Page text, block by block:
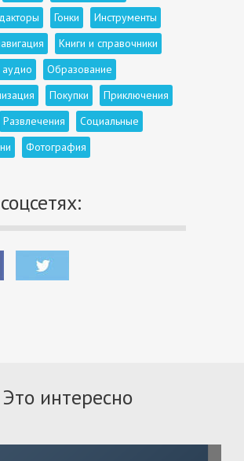
Гонки
Инструменты
Книги и справочники
Образование
Покупки
Приключения
Развлечения
Социальные
Фотография
Это интересно